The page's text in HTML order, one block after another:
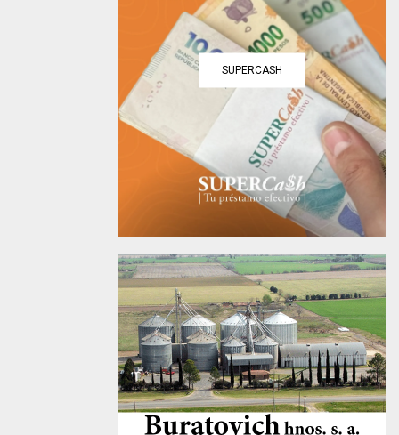
SUPERCASH